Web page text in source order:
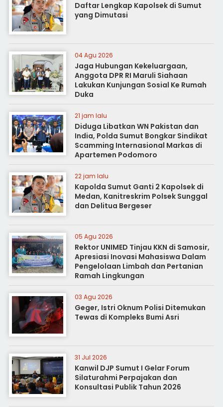
Daftar Lengkap Kapolsek di Sumut
yang Dimutasi
04 Agu 2026
Jaga Hubungan Kekeluargaan,
Anggota DPR RI Maruli Siahaan
Lakukan Kunjungan Sosial Ke Rumah
Duka
21 jam lalu
Diduga Libatkan WN Pakistan dan
India, Polda Sumut Bongkar Sindikat
Scamming Internasional Markas di
Apartemen Podomoro
22 jam lalu
Kapolda Sumut Ganti 2 Kapolsek di
Medan, Kanitreskrim Polsek Sunggal
dan Delitua Bergeser
05 Agu 2026
Rektor UNIMED Tinjau KKN di Samosir,
Apresiasi Inovasi Mahasiswa Dalam
Pengelolaan Limbah dan Pertanian
Ramah Lingkungan
03 Agu 2026
Geger, Istri Oknum Polisi Ditemukan
Tewas di Kompleks Bumi Asri
31 Jul 2026
Kanwil DJP Sumut I Gelar Forum
Silaturahmi Perpajakan dan
Konsultasi Publik Tahun 2026